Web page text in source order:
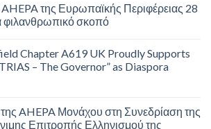
της Ευρωπαϊκής Περιφέρειας 28
φιλανθρωπικό σκοπό
Chapter A619 UK Proudly Supports
– The Governor” as Diaspora
AHEPA Μονάχου στη Συνεδρίαση της
Επιτροπής Ελληνισμού της